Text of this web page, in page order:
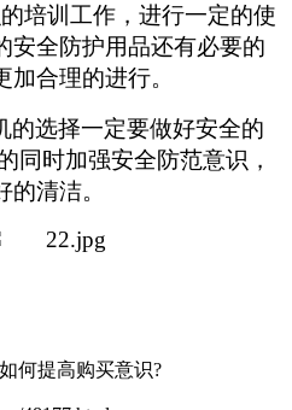
培训工作，进行一定的使
安全防护用品还有必要的
合理的进行。
的选择一定要做好安全的
同时加强安全防范意识，
清洁。
何提高购买意识?